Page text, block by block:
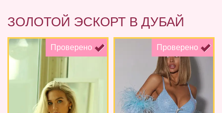
ЗОЛОТОЙ ЭСКОРТ В ДУБАЙ
Проверено Проверено